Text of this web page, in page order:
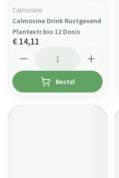
Calmosine
Calmosine Drink Rustgevend
Plantextr.bio 12 Dosis
€ 14,11
Bestel